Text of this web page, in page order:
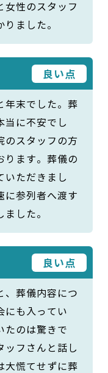
女性のスタッフ
ました。
良い点
年末でした。葬
当に不安でし
のスタッフの方
ります。葬儀の
いただきまし
に参列者へ渡す
した。
良い点
、葬儀内容につ
にも入ってい
たのは驚きで
ッフさんと話し
大慌てせずに葬